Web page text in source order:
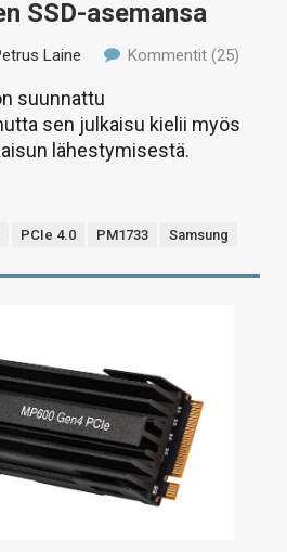
SSD-asemansa
Laine Kommentit (25)
suunnattu
sen julkaisu kielii myös
lähestymisestä.
PCIe 4.0 PM1733 Samsung